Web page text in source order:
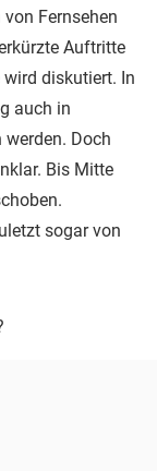
Fernsehen
Auftritte
wird diskutiert. In
auch in
Doch
Bis Mitte
sogar von